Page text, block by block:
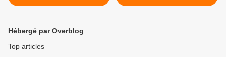
Hébergé par Overblog
Top articles